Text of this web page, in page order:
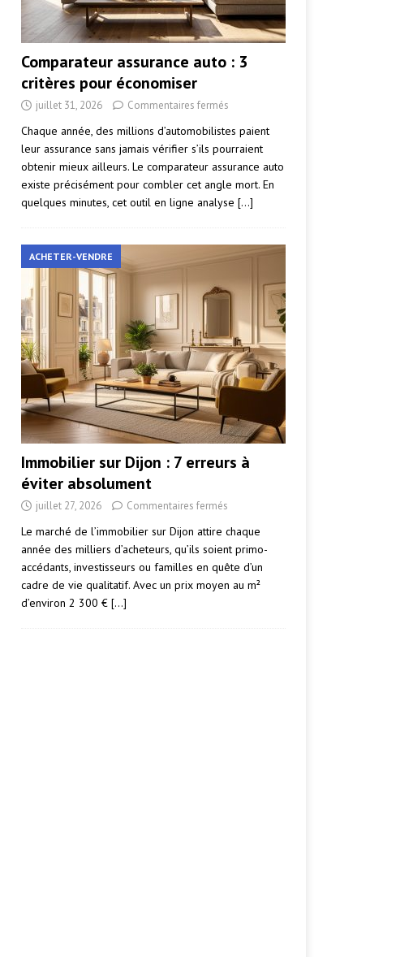
Comparateur assurance auto : 3
critères pour économiser
juillet 31, 2026 Commentaires fermés
Chaque année, des millions d’automobilistes paient
leur assurance sans jamais vérifier s’ils pourraient
obtenir mieux ailleurs. Le comparateur assurance auto
existe précisément pour combler cet angle mort. En
quelques minutes, cet outil en ligne analyse […]
ACHETER-VENDRE
Immobilier sur Dijon : 7 erreurs à
éviter absolument
juillet 27, 2026 Commentaires fermés
Le marché de l’immobilier sur Dijon attire chaque
année des milliers d’acheteurs, qu’ils soient primo-
accédants, investisseurs ou familles en quête d’un
cadre de vie qualitatif. Avec un prix moyen au m²
d’environ 2 300 € […]